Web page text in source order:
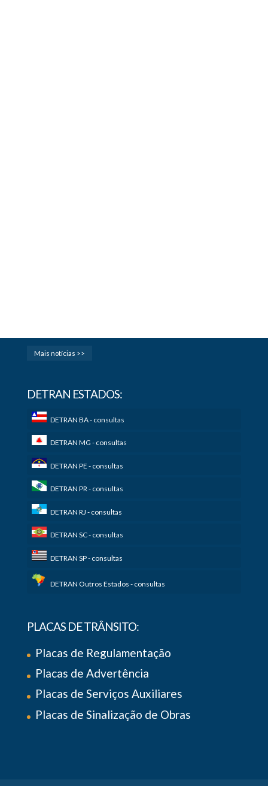
Mais notícias >>
DETRAN ESTADOS:
DETRAN BA - consultas
DETRAN MG - consultas
DETRAN PE - consultas
DETRAN PR - consultas
DETRAN RJ - consultas
DETRAN SC - consultas
DETRAN SP - consultas
DETRAN Outros Estados - consultas
PLACAS DE TRÂNSITO:
Placas de Regulamentação
Placas de Advertência
Placas de Serviços Auxiliares
Placas de Sinalização de Obras